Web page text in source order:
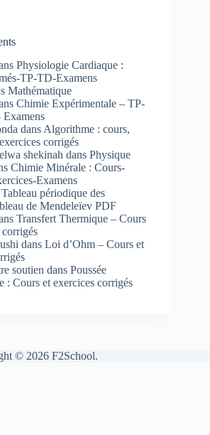
Physiologie Cardiaque :
TP-TD-Examens
Mathématique
Chimie Expérimentale – TP-
Examens
dans Algorithme : cours,
corrigés
shekinah dans Physique
Chimie Minérale : Cours-
Examens
Tableau périodique des
de Mendeleïev PDF
Transfert Thermique – Cours
dans Loi d’Ohm – Cours et
soutien dans Poussée
: Cours et exercices corrigés
© 2026 F2School.